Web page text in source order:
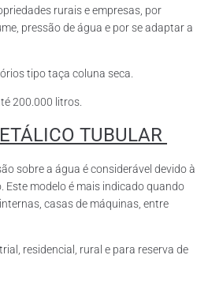
rurais e empresas, por
pressão de água e por se adaptar a
tipo taça coluna seca.
200.000 litros.
TUBULAR
sobre a água é considerável devido à
Este modelo é mais indicado quando
casas de máquinas, entre
residencial, rural e para reserva de